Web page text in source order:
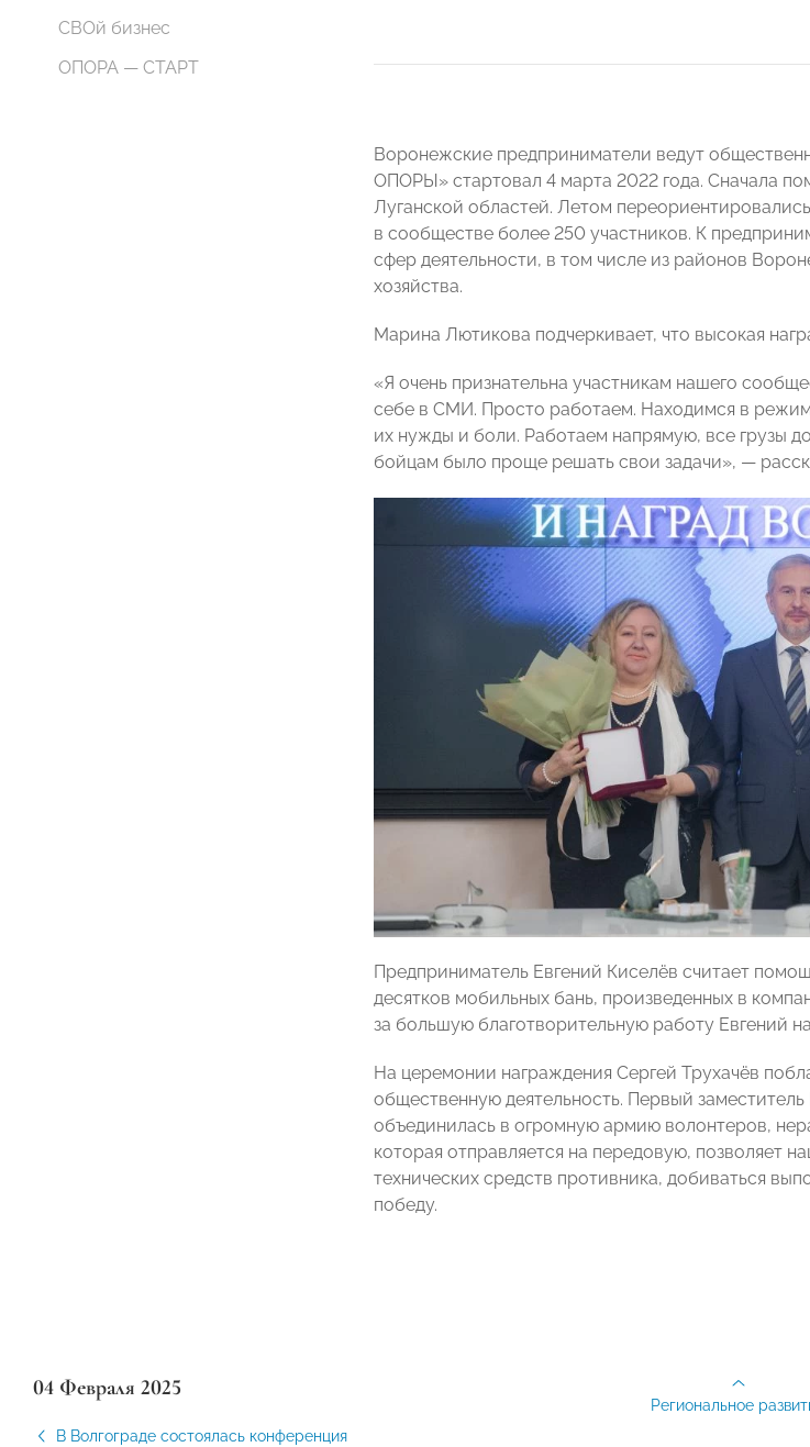
СВОй бизнес
ОПОРА — СТАРТ
Воронежские предприниматели ведут
ОПОРЫ» стартовал 4 марта 2022 года. Сначала
Луганской областей. Летом
в сообществе более 250 участников. К
сфер деятельности, в том числе из районов
хозяйства.
Марина Лютикова подчеркивает, что высокая
«Я очень признательна участникам нашего
себе в СМИ. Просто работаем. Находимся в
их нужды и боли. Работаем напрямую, все грузы
бойцам было проще решать свои задачи», —
Предприниматель Евгений Киселёв считает
десятков мобильных бань, произведенных в
за большую благотворительную работу Евгений
На церемонии награждения Сергей Трухачёв
общественную деятельность. Первый
объединилась в огромную армию волонтеров,
которая отправляется на передовую, позволяет
технических средств противника, добиваться
победу.
04 Февраля 2025
В Волгограде состоялась конференция
Региональное